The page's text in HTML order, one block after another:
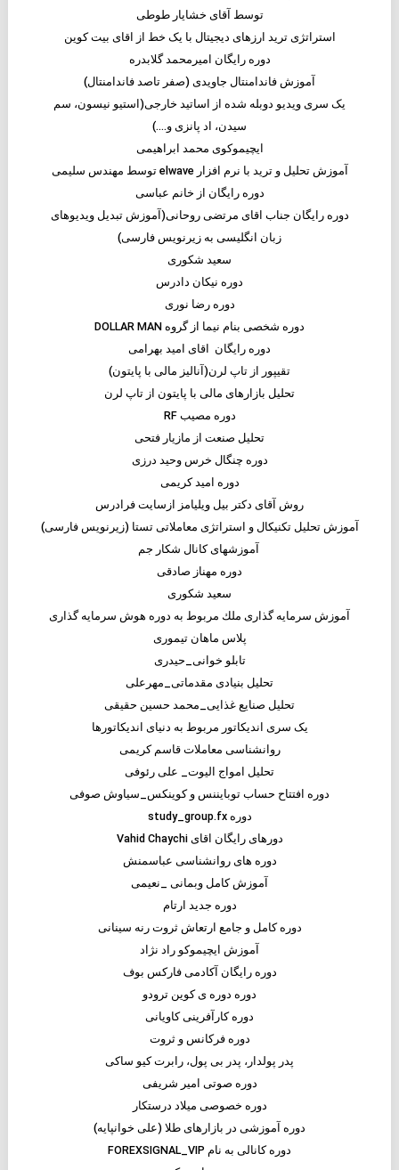
توسط آقای خشایار طوطی
استراتژی ترید ارزهای دیجیتال با یک خط از اقای بیت کوین
دوره رایگان امیرمحمد گلابدره
آموزش فاندامنتال جاویدی (صفر تاصد فاندامنتال)
یک سری ویدیو دوبله شده از اساتید خارجی(استیو نیسون، سم
سیدن، اد پانزی و….)
ایچیموکوی محمد ابراهیمی
آموزش تحلیل و ترید با نرم افزار elwave توسط مهندس سلیمی
دوره رایگان از خانم عباسی
دوره رایگان جناب اقای مرتضی روحانی(آموزش تبدیل ویدیوهای
زبان انگلیسی به زیرنویس فارسی)
سعید شکوری
دوره نیکان دادرس
دوره رضا نوری
دوره شخصی بنام نیما از گروه DOLLAR MAN
دوره رایگان اقای امید بهرامی
تقیپور از تاپ لرن(آنالیز مالی با پایتون)
تحلیل بازارهای مالی با پایتون از تاپ لرن
دوره مصیب RF
تحلیل صنعت از مازیار فتحی
دوره چنگال خرس وحید درزی
دوره امید کریمی
روش آقای دکتر بیل ویلیامز ازسایت فرادرس
آموزش تحلیل تکنیکال و استراتژی معاملاتی تستا (زیرنویس فارسی)
آموزشهای کانال شکار جم
دوره مهناز صادقی
سعید شکوری
آموزش سرمايه گذارى ملك مربوط به دوره هوش سرمايه گذارى
پلاس ماهان تيمورى
تابلو خوانی_حیدری
تحلیل بنیادی مقدماتی_مهرعلی
تحلیل صنایع غذایی_محمد حسین حقیقی
یک سری اندیکاتور مربوط به دنیای اندیکاتورها
روانشناسی معاملات قاسم کریمی
تحلیل امواج الیوت_ علی رئوفی
دوره افتتاح حساب توبایننس و کوینکس_سیاوش صوفی
دوره study_group.fx
دورهای رایگان اقای Vahid Chaychi
دوره های روانشناسی عباسمنش
آموزش کامل وبمانی _نعیمی
دوره جدید ارتام
دوره کامل و جامع ارتعاش ثروت رنه سینانی
آموزش ایچیموکو راد نژاد
دوره رایگان آکادمی فارکس بوف
دوره دوره ی کوین ترودو
دوره کارآفرینی کاویانی
دوره فرکانس و ثروت
پدر پولدار، پدر بی پول، رابرت کیو ساکی
دوره صوتی امیر شریفی
دوره خصوصی میلاد درستکار
دوره آموزشی در بازارهای طلا (علی خوانپایه)
دوره کانالی به نام FOREXSIGNAL_VIP